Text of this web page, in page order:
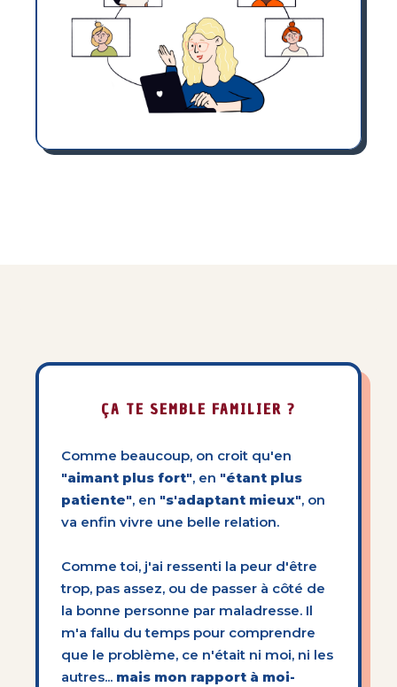
ÇA TE SEMBLE FAMILIER ?
Comme beaucoup, on croit qu'en
"aimant plus fort", en "étant plus
patiente", en "s'adaptant mieux", on
va enfin vivre une belle relation.
Comme toi, j'ai ressenti la peur d'être
trop, pas assez, ou de passer à côté de
la bonne personne par maladresse. Il
m'a fallu du temps pour comprendre
que le problème, ce n'était ni moi, ni les
autres... mais mon rapport à moi-